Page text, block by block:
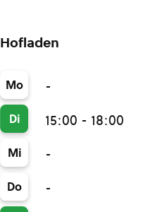
Hofladen
Mo -
Di 15:00 - 18:00
Mi -
Do -